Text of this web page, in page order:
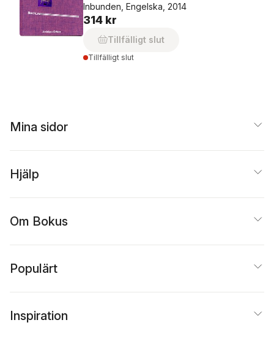
Inbunden, Engelska, 2014
314 kr
Tillfälligt slut
Tillfälligt slut
Mina sidor
Hjälp
Om Bokus
Populärt
Inspiration